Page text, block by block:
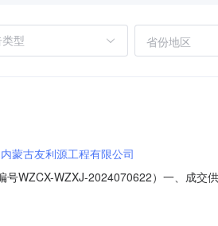
省份地区
内蒙古友利源工程有限公司
WZCX-WZXJ-2024070622）一、成交
投诉接收单